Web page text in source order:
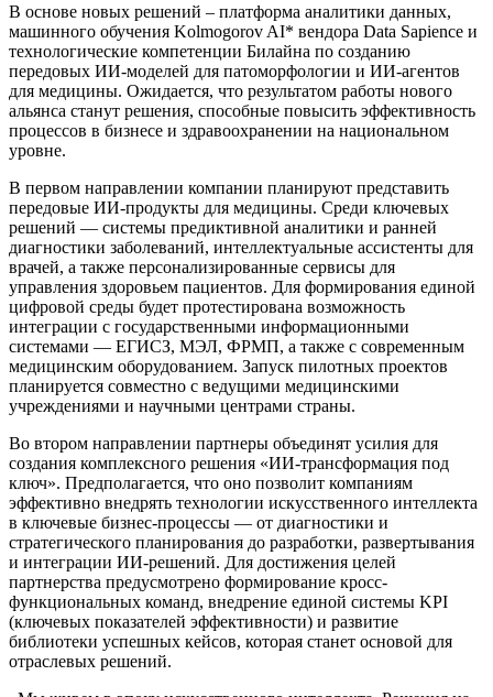
В основе новых решений – платформа аналитики данных,
машинного обучения Kolmogorov AI* вендора Data Sapience и
технологические компетенции Билайна по созданию
передовых ИИ-моделей для патоморфологии и ИИ-агентов
для медицины. Ожидается, что результатом работы нового
альянса станут решения, способные повысить эффективность
процессов в бизнесе и здравоохранении на национальном
уровне.
В первом направлении компании планируют представить
передовые ИИ-продукты для медицины. Среди ключевых
решений — системы предиктивной аналитики и ранней
диагностики заболеваний, интеллектуальные ассистенты для
врачей, а также персонализированные сервисы для
управления здоровьем пациентов. Для формирования единой
цифровой среды будет протестирована возможность
интеграции с государственными информационными
системами — ЕГИСЗ, МЭЛ, ФРМП, а также с современным
медицинским оборудованием. Запуск пилотных проектов
планируется совместно с ведущими медицинскими
учреждениями и научными центрами страны.
Во втором направлении партнеры объединят усилия для
создания комплексного решения «ИИ-трансформация под
ключ». Предполагается, что оно позволит компаниям
эффективно внедрять технологии искусственного интеллекта
в ключевые бизнес-процессы — от диагностики и
стратегического планирования до разработки, развертывания
и интеграции ИИ-решений. Для достижения целей
партнерства предусмотрено формирование кросс-
функциональных команд, внедрение единой системы KPI
(ключевых показателей эффективности) и развитие
библиотеки успешных кейсов, которая станет основой для
отраслевых решений.